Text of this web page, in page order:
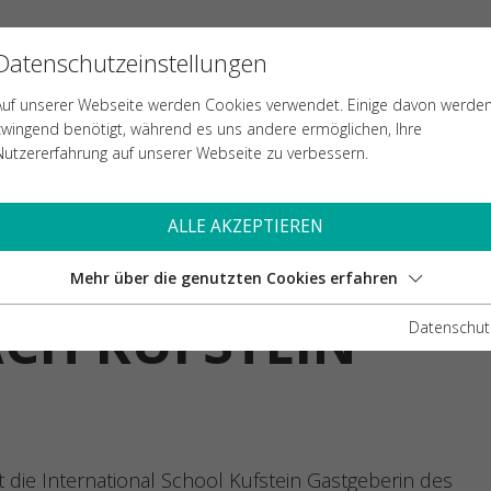
TEACHING & LEARNING
INTERNATIONALEN TREFFPUNKT FÜR
KUFSTEIN
die International School Kufstein Gastgeberin des
unserer Webseite werden Cookies verwendet. Einige davon werden
benötigt, während es uns andere ermöglichen, Ihre
auf unserer Webseite zu verbessern.
ALLE AKZEPTIEREN
Mehr über die genutzten Cookies erfahren